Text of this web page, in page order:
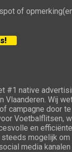
of
#1 native
Vlaanderen. Wij
campagne door
Voetbalflitsen,
en
mogelijk om
media kanalen